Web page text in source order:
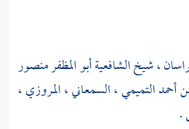
، شيخ الشافعية أبو المظفر منصور
أحمد التميمي ، السمعاني ، المروزي ،
.